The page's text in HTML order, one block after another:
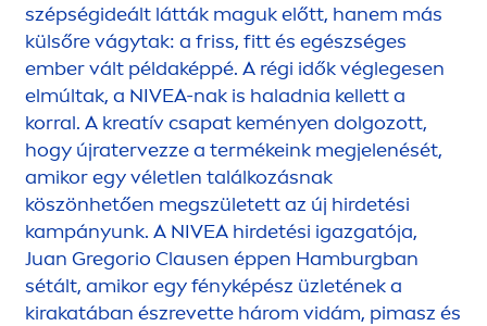
szépségideált látták maguk előtt, hanem más
külsőre vágytak: a friss, fitt és egészséges
ember vált példaképpé. A régi idők véglegesen
elmúltak, a NIVEA-nak is haladnia kellett a
korral. A kreatív csapat keményen dolgozott,
hogy újratervezze a termékeink megjelenését,
amikor egy véletlen találkozásnak
köszönhetően megszületett az új hirdetési
kampányunk. A NIVEA hirdetési igazgatója,
Juan Gregorio Clausen éppen Hamburgban
sétált, amikor egy fényképész üzletének a
kirakatában észrevette három vidám, pimasz és